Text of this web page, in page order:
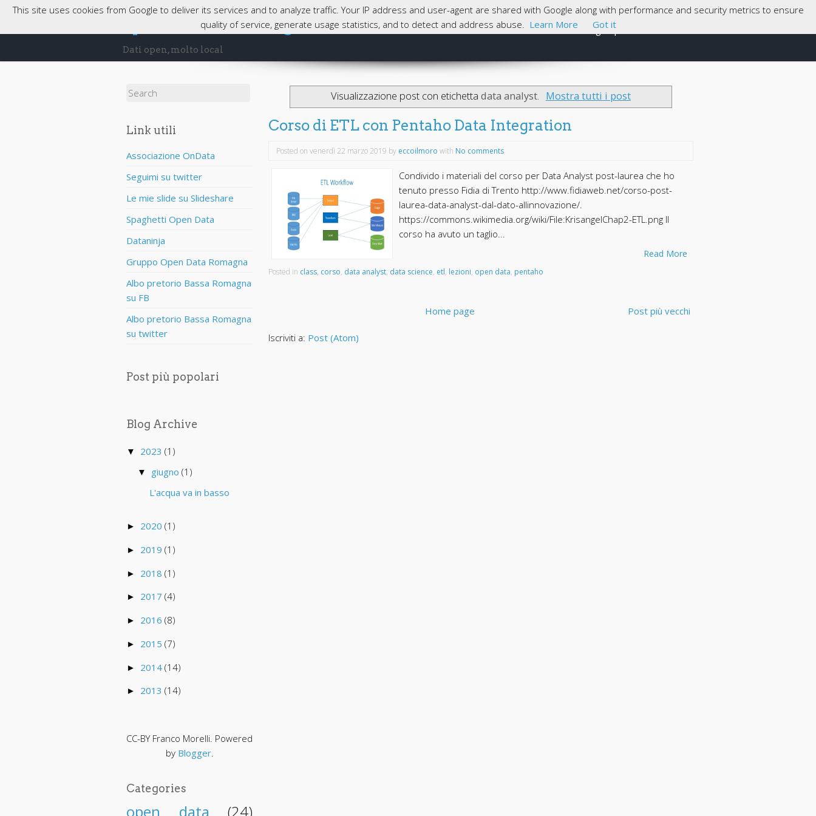
opendatabassaromagna
Dati open, molto local
Skip to content Home Cosa sono gli Open Data
Search for:
Link utili
Associazione OnData
Seguimi su twitter
Le mie slide su Slideshare
Spaghetti Open Data
Dataninja
Gruppo Open Data Romagna
Albo pretorio Bassa Romagna
su FB
Albo pretorio Bassa Romagna
su twitter
Post più popolari
Blog Archive
▼ 2023 (1)
▼ giugno (1)
L'acqua va in basso
► 2020 (1)
► 2019 (1)
► 2018 (1)
► 2017 (4)
► 2016 (8)
► 2015 (7)
► 2014 (14)
► 2013 (14)
CC-BY Franco Morelli. Powered
by Blogger.
Categories
open data (24)
Visualizzazione post con etichettadata analyst. Mostra tutti i post
Corso di ETL con Pentaho Data Integration
Posted on venerdì 22 marzo 2019 by eccoilmoro with No comments
Condivido i materiali del corso per Data Analyst post-laurea che ho
tenuto presso Fidia di Trento http://www.fidiaweb.net/corso-post-
laurea-data-analyst-dal-dato-allinnovazione/.
https://commons.wikimedia.org/wiki/File:KrisangelChap2-ETL.png Il
corso ha avuto un taglio...
Read More
Posted in class, corso, data analyst, data science, etl, lezioni, open data, pentaho
Post più vecchi
Home page
Iscriviti a: Post (Atom)
This site uses cookies from Google to deliver its services and to analyze traffic. Your IP address and user-agent are shared with Google along with performance and security metrics to ensure
quality of service, generate usage statistics, and to detect and address abuse. Learn More Got it